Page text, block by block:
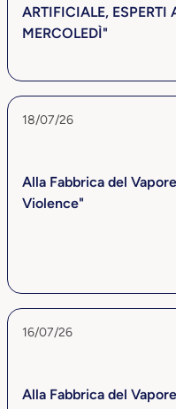
ARTIFICIALE, ESPERTI
MERCOLEDÌ"
18/07/26
Alla Fabbrica del
Violence"
16/07/26
Alla Fabbrica del